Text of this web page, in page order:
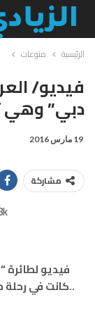
الرئيسية منوعات
فيديو/
دبي” وهي
19 مارس 2016
مشاركة
فيديو